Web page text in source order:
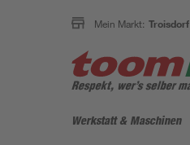
Mein Markt: Troisdorf
Werkstatt & Maschinen